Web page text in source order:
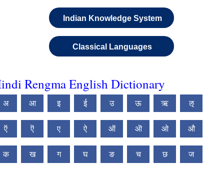
Indian Knowledge System
Classical Languages
Rengma English Dictionary
अ आ इ ई उ ऊ ऋ ऌ
ऍ ऎ ए ऐ ऑ ऒ ओ औ
क ख ग घ ङ च छ ज